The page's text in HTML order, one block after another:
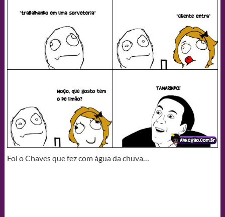
Foi o Chaves que fez com água da chuva…